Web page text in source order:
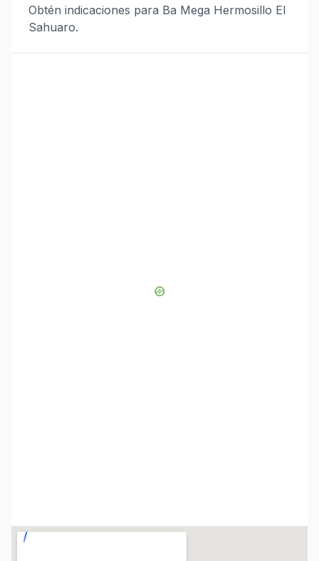
Obtén indicaciones para Ba Mega Hermosillo El
Sahuaro.